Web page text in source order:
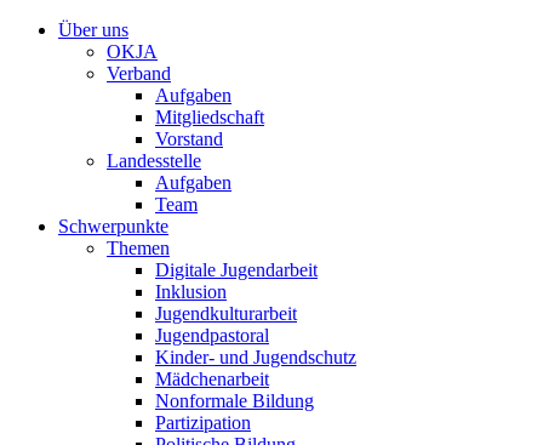
Über uns
OKJA
Verband
Aufgaben
Mitgliedschaft
Vorstand
Landesstelle
Aufgaben
Team
Schwerpunkte
Themen
Digitale Jugendarbeit
Inklusion
Jugendkulturarbeit
Jugendpastoral
Kinder- und Jugendschutz
Mädchenarbeit
Nonformale Bildung
Partizipation